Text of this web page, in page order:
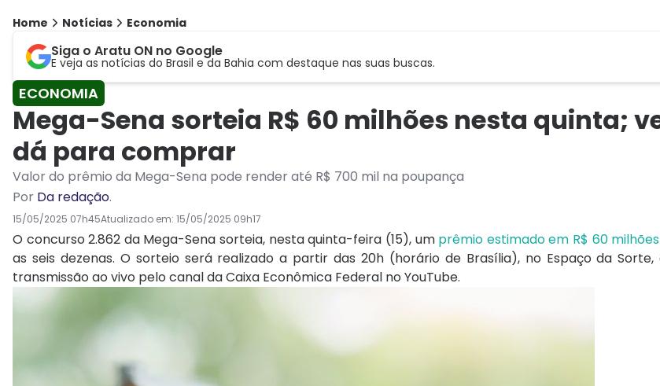
Home Notícias Economia
Siga o Aratu ON no Google
E veja as notícias do Brasil e da Bahia com destaque nas suas buscas.
ECONOMIA
Mega-Sena sorteia R$ 60 milhões nesta quinta;
dá para comprar
Valor do prêmio da Mega-Sena pode render até R$ 700 mil na poupança
Por Da redação.
15/05/2025 07h45Atualizado em: 15/05/2025 09h17
O concurso 2.862 da Mega-Sena sorteia, nesta quinta-feira (15), umprêmio estimado em R$ 60 milhões
as seis dezenas. O sorteio será realizado a partir das 20h (horário de Brasília), no Espaço da Sorte,
transmissão ao vivo pelo canal da Caixa Econômica Federal no YouTube.